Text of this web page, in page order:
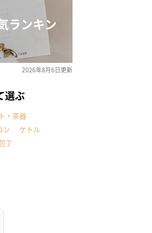
ランキン
2026年8月6日更新
選ぶ
・茶器
ン
ケトル
丁